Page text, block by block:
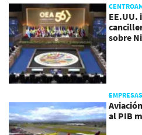
EE.UU.
sobre
al PIB